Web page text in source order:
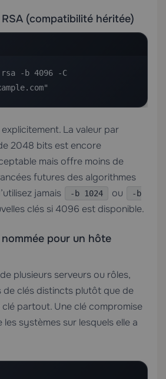
(compatibilité héritée)
-b 4096 -C
explicitement. La valeur par
2048 bits est encore
mais offre moins de
futures des algorithmes
jamais
-b 1024 ou
-b
clés si 4096 est disponible.
pour un hôte
plusieurs serveurs ou rôles,
de clés distincts plutôt que de
clé partout. Une clé compromise
les systèmes sur lesquels elle a